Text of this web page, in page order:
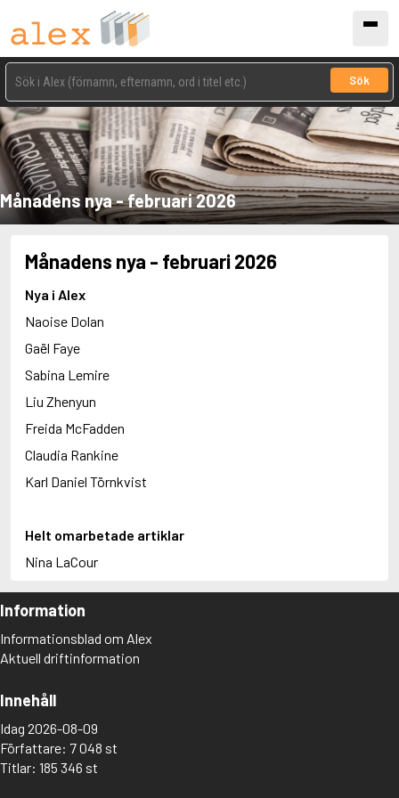
Sök
Månadens nya - februari 2026
Månadens nya - februari 2026
Nya i Alex
Naoise Dolan
Gaël Faye
Sabina Lemire
Liu Zhenyun
Freida McFadden
Claudia Rankine
Karl Daniel Törnkvist
Helt omarbetade artiklar
Nina LaCour
Information
Informationsblad om Alex
Aktuell driftinformation
Innehåll
Idag 2026-08-09
Författare: 7 048 st
Titlar: 185 346 st